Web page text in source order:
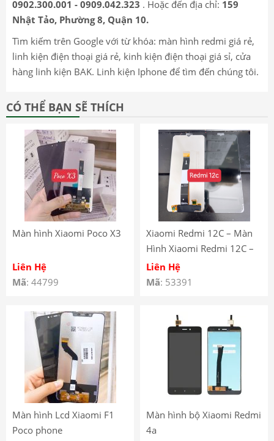
0902.300.001 - 0909.042.323 . Hoặc đến địa chỉ: 159
Nhật Tảo, Phường 8, Quận 10.
Tìm kiếm trên Google với từ khóa: màn hình redmi giá rẻ,
linh kiện điện thoại giá rẻ, kinh kiện điện thoại giá sỉ, cửa
hàng linh kiện BAK. Linh kiện Iphone để tìm đến chúng tôi.
CÓ THỂ BẠN SẼ THÍCH
Màn hình Xiaomi Poco X3
Liên Hệ
Mã: 44799
Xiaomi Redmi 12C – Màn
Hình Xiaomi Redmi 12C –
Màn Hình LCD Xiaomi
Redmi 12C – Xiaomi Redmi
Liên Hệ
Mã: 53391
Màn hình Lcd Xiaomi F1
Poco phone
Màn hình bộ Xiaomi Redmi
4a